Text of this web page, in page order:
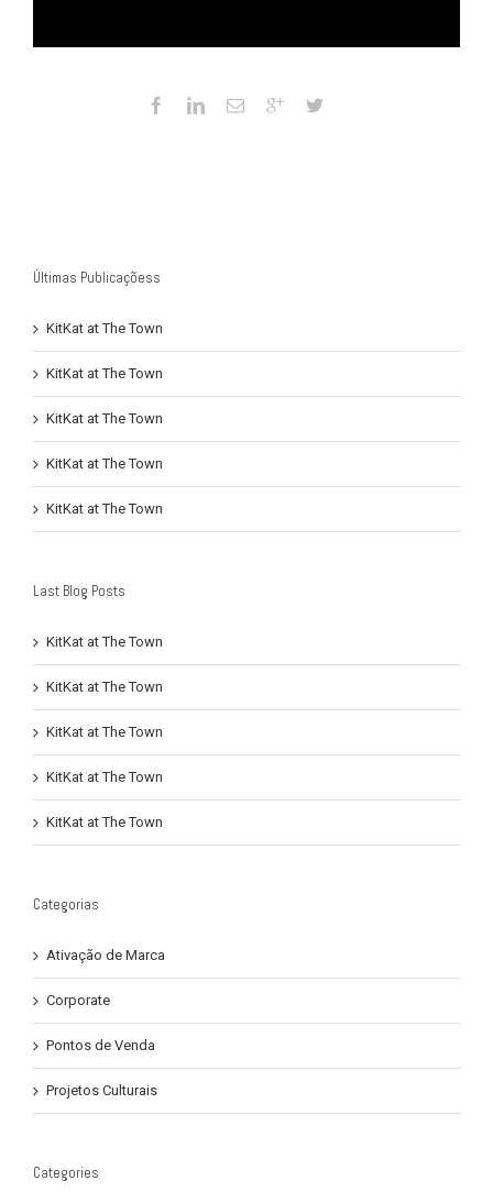
Últimas Publicaçõess
KitKat at The Town
KitKat at The Town
KitKat at The Town
KitKat at The Town
KitKat at The Town
Last Blog Posts
KitKat at The Town
KitKat at The Town
KitKat at The Town
KitKat at The Town
KitKat at The Town
Categorias
Ativação de Marca
Corporate
Pontos de Venda
Projetos Culturais
Categories